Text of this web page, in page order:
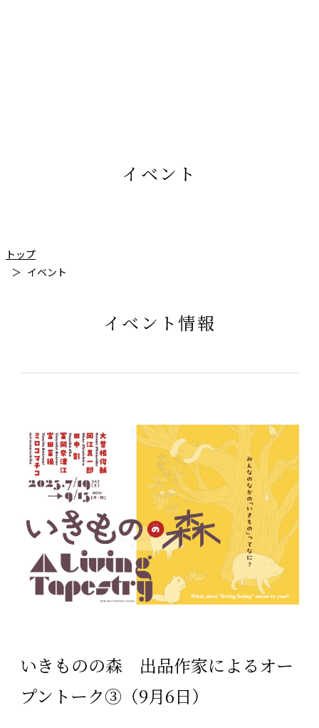
イベント
トップ
イベント
イベント情報
いきものの森 出品作家によるオー
プントーク③（9月6日）